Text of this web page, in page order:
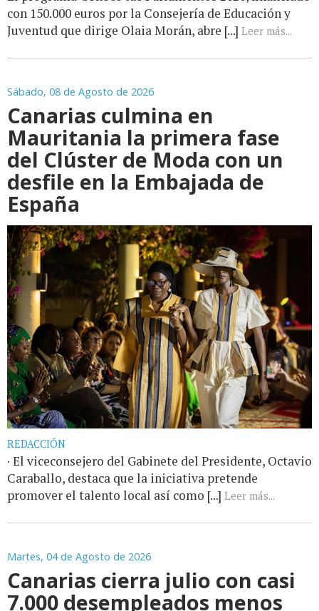
con 150.000 euros por la Consejería de Educación y
Juventud que dirige Olaia Morán, abre [...] Leer más...
Sábado, 08 de Agosto de 2026
Canarias culmina en
Mauritania la primera fase
del Clúster de Moda con un
desfile en la Embajada de
España
REDACCIÓN
· El viceconsejero del Gabinete del Presidente, Octavio
Caraballo, destaca que la iniciativa pretende
promover el talento local así como [...] Leer más...
Martes, 04 de Agosto de 2026
Canarias cierra julio con casi
7.000 desempleados menos